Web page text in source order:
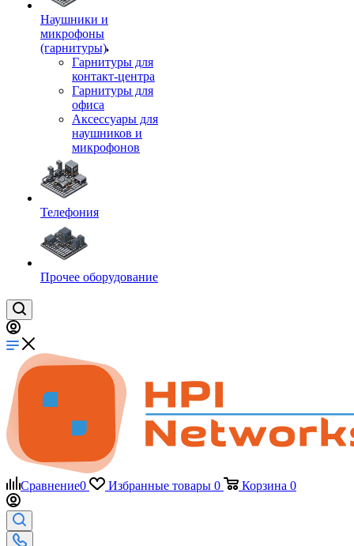
Наушники и
микрофоны
(гарнитуры)
Гарнитуры для
контакт-центра
Гарнитуры для
офиса
Аксессуары для
наушников и
микрофонов
Телефония
Прочее оборудование
Сравнение0 Избранные товары 0 Корзина 0